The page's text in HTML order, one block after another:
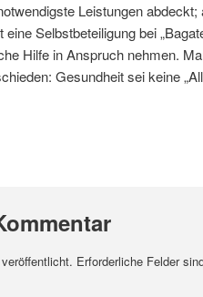
Leistungen
Selbstbeteiligung bei
Hilfe in Anspruch nehmen.
Gesundheit sei keine
Erforderliche Felder